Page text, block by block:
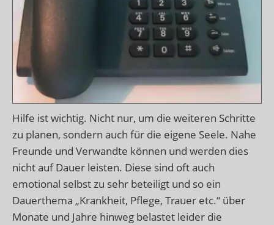
Hilfe ist wichtig. Nicht nur, um die weiteren Schritte
zu planen, sondern auch für die eigene Seele. Nahe
Freunde und Verwandte können und werden dies
nicht auf Dauer leisten. Diese sind oft auch
emotional selbst zu sehr beteiligt und so ein
Dauerthema „Krankheit, Pflege, Trauer etc.“ über
Monate und Jahre hinweg belastet leider die